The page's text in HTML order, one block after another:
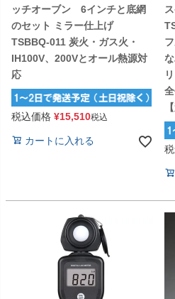
ッチオーブン 6インチと底網
のセット ミラー仕上げ
TSBBQ-011 炭火・ガス火・
IH100V、200Vとオール熱源対
応
税込価格 ¥15,510税込
カートに入れる